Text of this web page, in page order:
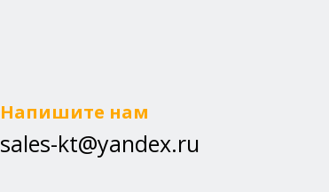
Напишите нам
sales-kt@yandex.ru